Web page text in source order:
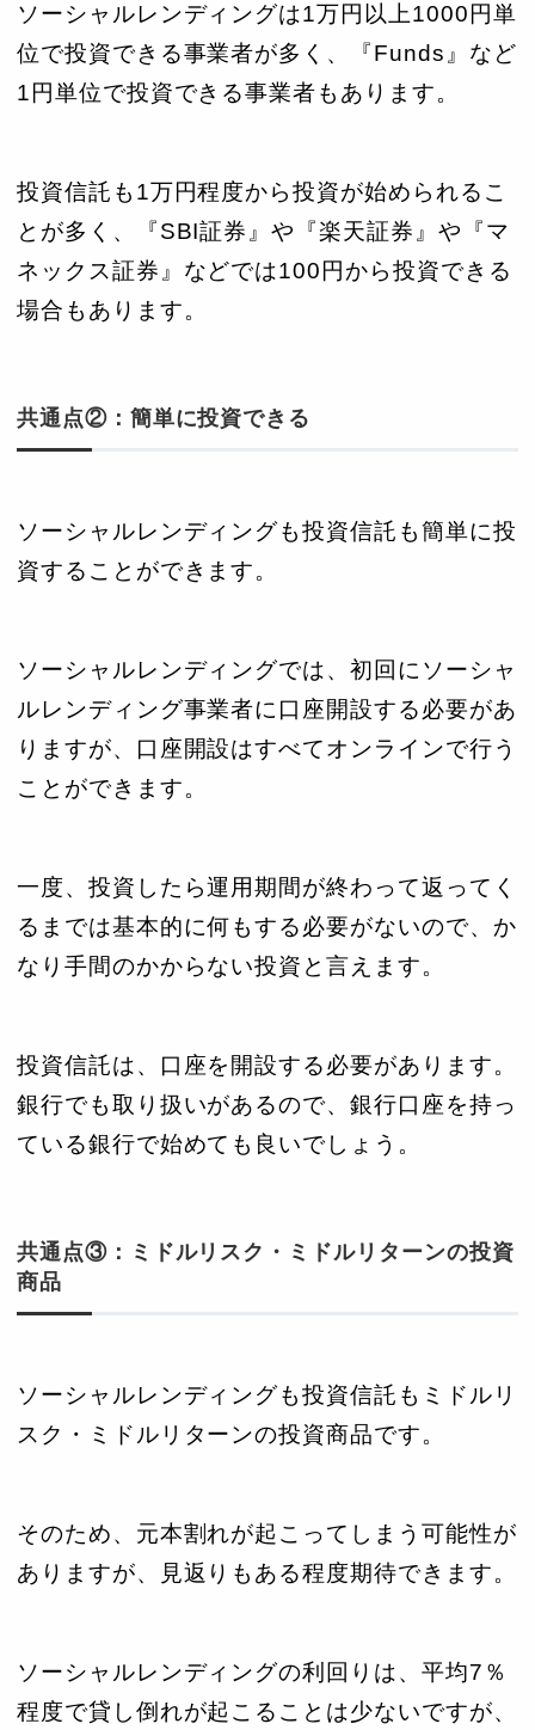
ソーシャルレンディングは1万円以上1000円単
位で投資できる事業者が多く、『Funds』など
1円単位で投資できる事業者もあります。
投資信託も1万円程度から投資が始められるこ
とが多く、『SBI証券』や『楽天証券』や『マ
ネックス証券』などでは100円から投資できる
場合もあります。
共通点②：簡単に投資できる
ソーシャルレンディングも投資信託も簡単に投
資することができます。
ソーシャルレンディングでは、初回にソーシャ
ルレンディング事業者に口座開設する必要があ
りますが、口座開設はすべてオンラインで行う
ことができます。
一度、投資したら運用期間が終わって返ってく
るまでは基本的に何もする必要がないので、か
なり手間のかからない投資と言えます。
投資信託は、口座を開設する必要があります。
銀行でも取り扱いがあるので、銀行口座を持っ
ている銀行で始めても良いでしょう。
共通点③：ミドルリスク・ミドルリターンの投資
商品
ソーシャルレンディングも投資信託もミドルリ
スク・ミドルリターンの投資商品です。
そのため、元本割れが起こってしまう可能性が
ありますが、見返りもある程度期待できます。
ソーシャルレンディングの利回りは、平均7％
程度で貸し倒れが起こることは少ないですが、